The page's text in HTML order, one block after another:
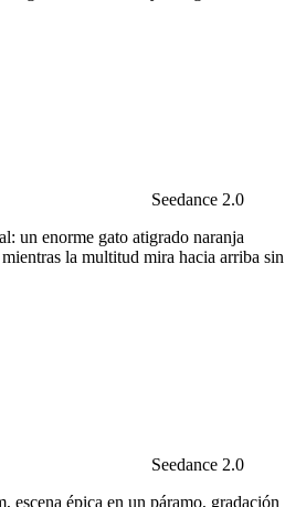
Seedance 2.0
un enorme gato atigrado naranja
la multitud mira hacia arriba sin
Seedance 2.0
épica en un páramo, gradación